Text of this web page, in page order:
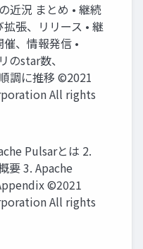
近況 まとめ • 継続
張、リリース • 継
、情報発信 •
star数、
調に推移 ©2021
All rights
Pulsarとは 2.
要 3. Apache
©2021
All rights